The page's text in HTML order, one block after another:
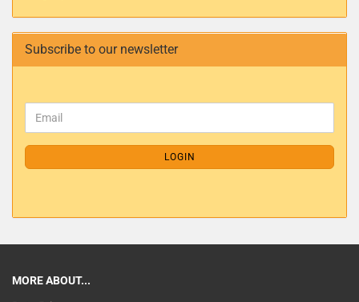
Subscribe to our newsletter
LOGIN
MORE ABOUT...